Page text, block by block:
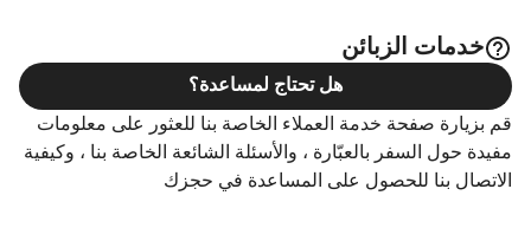
خدمات الزبائن
قم بزيارة صفحة خدمة العملاء الخاصة بنا للعثور على معلومات
مفيدة حول السفر بالعبّارة ، والأسئلة الشائعة الخاصة بنا ، وكيفية
الاتصال بنا للحصول على المساعدة في حجزك
هل تحتاج لمساعدة؟